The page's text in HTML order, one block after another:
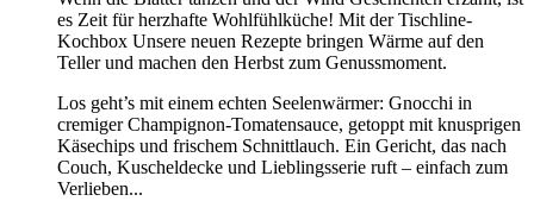
es Zeit für herzhafte Wohlfühlküche! Mit der Tischline-
Kochbox Unsere neuen Rezepte bringen Wärme auf den
Teller und machen den Herbst zum Genussmoment.
Los geht’s mit einem echten Seelenwärmer: Gnocchi in
cremiger Champignon-Tomatensauce, getoppt mit knusprigen
Käsechips und frischem Schnittlauch. Ein Gericht, das nach
Couch, Kuscheldecke und Lieblingsserie ruft – einfach zum
Verlieben...